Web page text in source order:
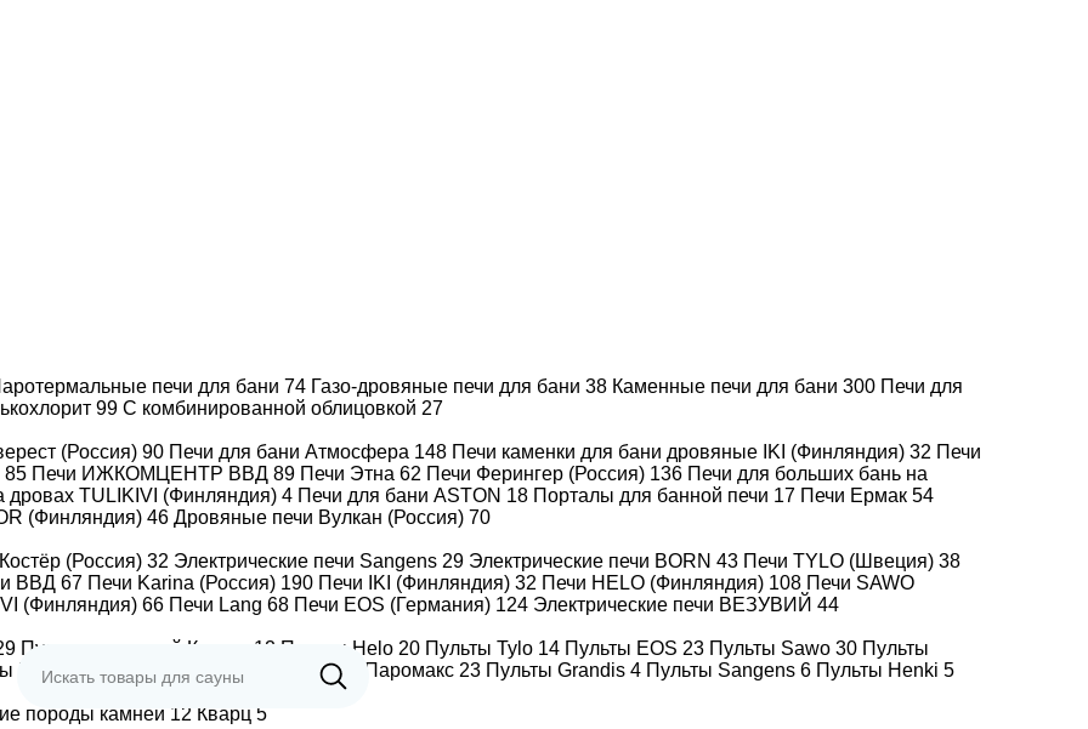
печи для бани 74 Газо-дровяные печи для бани 38 Каменные печи для бани 300 Печи для
99 С комбинированной облицовкой 27
(Россия) 90 Печи для бани Атмосфера 148 Печи каменки для бани дровяные IKI (Финляндия) 32 Печи
85 Печи ИЖКОМЦЕНТР ВВД 89 Печи Этна 62 Печи Ферингер (Россия) 136 Печи для больших бань на
дровах TULIKIVI (Финляндия) 4 Печи для бани ASTON 18 Порталы для банной печи 17 Печи Ермак 54
(Финляндия) 46 Дровяные печи Вулкан (Россия) 70
(Россия) 32 Электрические печи Sangens 29 Электрические печи BORN 43 Печи TYLO (Швеция) 38
ВВД 67 Печи Karina (Россия) 190 Печи IKI (Финляндия) 32 Печи HELO (Финляндия) 108 Печи SAWO
(Финляндия) 66 Печи Lang 68 Печи EOS (Германия) 124 Электрические печи ВЕЗУВИЙ 44
Пульты для печей Костер 12 Пульты Helo 20 Пульты Tylo 14 Пульты EOS 23 Пульты Sawo 30 Пульты
BORN13 Пульты ВЕЗУВИЙ Пульты Паромакс 23 Пульты Grandis 4 Пульты Sangens 6 Пульты Henki 5
породы камней 12 Кварц 5
Каменки для бани
(Финляндия)
Печи для бани
Печи-камины С выносной топкой Для русской бани С баком
Стальные печи
C водяным
контуром
С камнями
С закрытой
каменкой
Мини печи (до 16
кВт)
Со стеклянной
дверцей
C
Печи из